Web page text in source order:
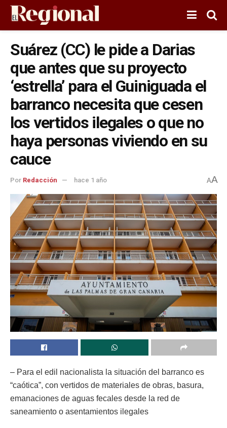
Suárez (CC) le pide a Darias
que antes que su proyecto
‘estrella’ para el Guiniguada el
barranco necesita que cesen
los vertidos ilegales o que no
haya personas viviendo en su
cauce
Por Redacción hace 1 año AA
– Para el edil nacionalista la situación del barranco es
“caótica”, con vertidos de materiales de obras, basura,
emanaciones de aguas fecales desde la red de
saneamiento o asentamientos ilegales